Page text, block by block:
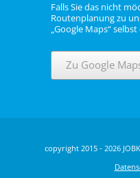
Falls Sie das nicht
Routenplanung zu
„Google Maps“
Zu Google
copyright 2015 - 2026